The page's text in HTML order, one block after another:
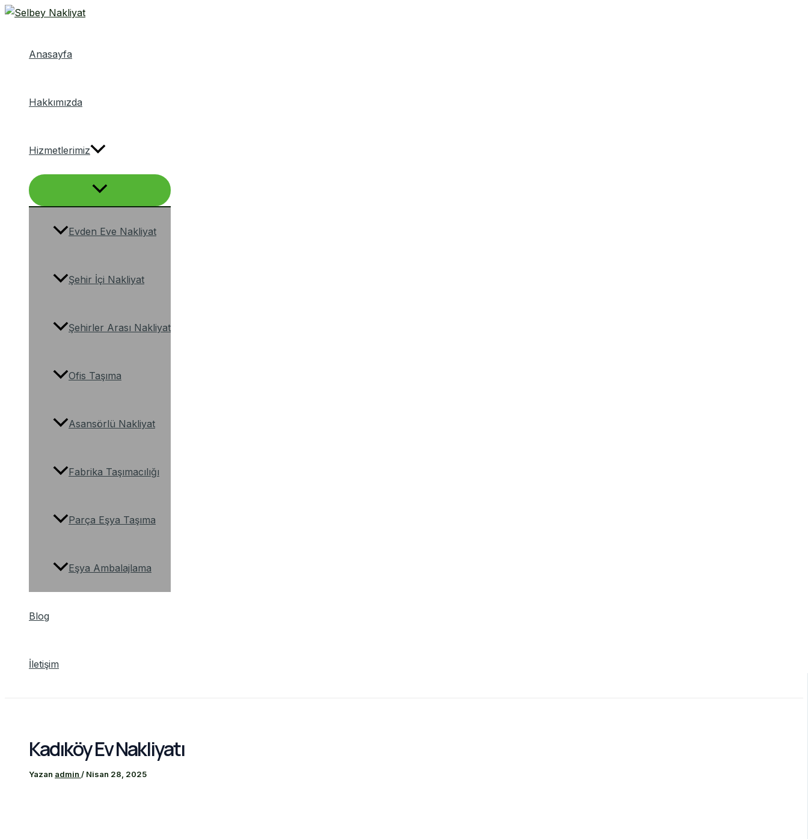
İçeriğe
Anasayfa
Hakkımızda
Hizmetlerimiz
Evden Eve Nakliyat
Şehir İçi Nakliyat
Şehirler Arası Nakliyat
Ofis Taşıma
Asansörlü Nakliyat
Fabrika Taşımacılığı
Parça Eşya Taşıma
Eşya Ambalajlama
Blog
İletişim
Kadıköy Ev Nakliyatı
Yazan admin / Nisan 28, 2025